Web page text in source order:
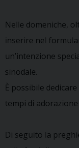
Nelle domeniche,
inserire nel
un’intenzione
sinodale.
È possibile
tempi di
Di seguito la